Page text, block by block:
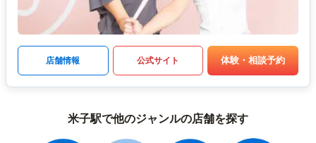
店舗情報 公式サイト 体験・相談予約
米子駅で他のジャンルの店舗を探す